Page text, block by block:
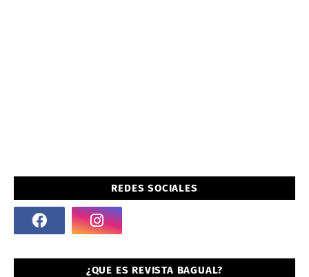
REDES SOCIALES
¿QUE ES REVISTA BAGUAL?